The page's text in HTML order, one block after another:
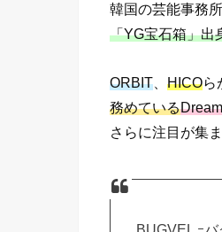
韓国の芸能事務
「YG宝石箱」出
ORBIT HICOら
務めている
さらに注目が集